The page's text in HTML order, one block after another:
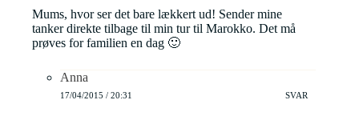
Mums, hvor ser det bare lækkert ud! Sender mine
tanker direkte tilbage til min tur til Marokko. Det må
prøves for familien en dag 🙂
Anna
17/04/2015 / 20:31 SVAR